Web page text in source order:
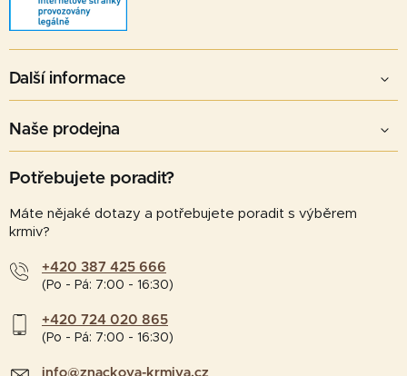
Další informace
Naše prodejna
Potřebujete poradit?
Máte nějaké dotazy a potřebujete poradit s výběrem
krmiv?
+420 387 425 666
(Po - Pá: 7:00 - 16:30)
+420 724 020 865
(Po - Pá: 7:00 - 16:30)
info@znackova-krmiva.cz